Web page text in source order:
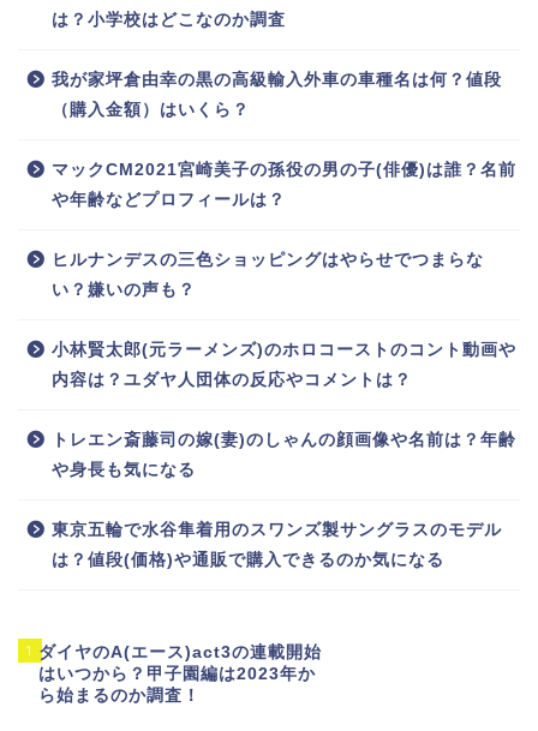
は？小学校はどこなのか調査
我が家坪倉由幸の黒の高級輸入外車の車種名は何？値段
（購入金額）はいくら？
マックCM2021宮崎美子の孫役の男の子(俳優)は誰？名前
や年齢などプロフィールは？
ヒルナンデスの三色ショッピングはやらせでつまらな
い？嫌いの声も？
小林賢太郎(元ラーメンズ)のホロコーストのコント動画や
内容は？ユダヤ人団体の反応やコメントは？
トレエン斎藤司の嫁(妻)のしゃんの顔画像や名前は？年齢
や身長も気になる
東京五輪で水谷隼着用のスワンズ製サングラスのモデル
は？値段(価格)や通販で購入できるのか気になる
1 ダイヤのA(エース)act3の連載開始
はいつから？甲子園編は2023年か
ら始まるのか調査！